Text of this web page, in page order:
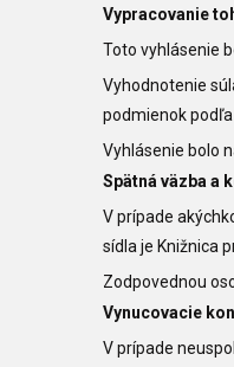
Vypracovanie
Toto vyhlásenie
Vyhodnotenie
podmienok
Vyhlásenie bolo
Spätná väzba a
V prípade
sídla je Knižnica
Zodpovednou
Vynucovacie
V prípade